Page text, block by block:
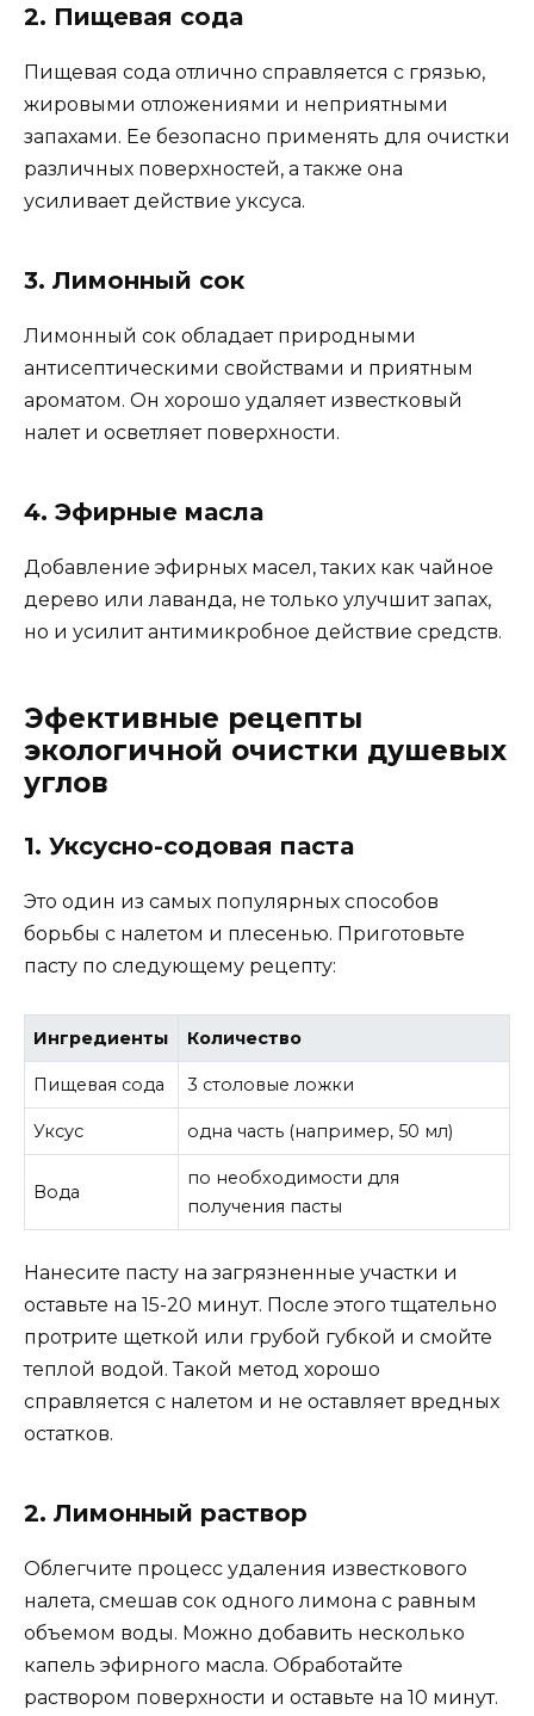
2. Пищевая сода
Пищевая сода отлично справляется с грязью,
жировыми отложениями и неприятными
запахами. Ее безопасно применять для очистки
различных поверхностей, а также она
усиливает действие уксуса.
3. Лимонный сок
Лимонный сок обладает природными
антисептическими свойствами и приятным
ароматом. Он хорошо удаляет известковый
налет и осветляет поверхности.
4. Эфирные масла
Добавление эфирных масел, таких как чайное
дерево или лаванда, не только улучшит запах,
но и усилит антимикробное действие средств.
Эфективные рецепты
экологичной очистки душевых
углов
1. Уксусно-содовая паста
Это один из самых популярных способов
борьбы с налетом и плесенью. Приготовьте
пасту по следующему рецепту:
Ингредиенты Количество
Пищевая сода 3 столовые ложки
Уксус одна часть (например, 50 мл)
Вода
по необходимости для
получения пасты
Нанесите пасту на загрязненные участки и
оставьте на 15-20 минут. После этого тщательно
протрите щеткой или грубой губкой и смойте
теплой водой. Такой метод хорошо
справляется с налетом и не оставляет вредных
остатков.
2. Лимонный раствор
Облегчите процесс удаления известкового
налета, смешав сок одного лимона с равным
объемом воды. Можно добавить несколько
капель эфирного масла. Обработайте
раствором поверхности и оставьте на 10 минут.